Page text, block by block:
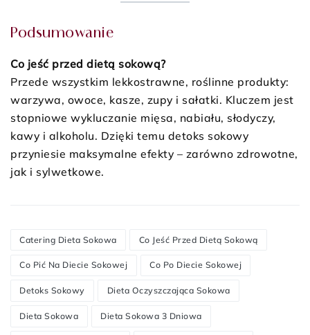
Podsumowanie
Co jeść przed dietą sokową?
Przede wszystkim lekkostrawne, roślinne produkty:
warzywa, owoce, kasze, zupy i sałatki. Kluczem jest
stopniowe wykluczanie mięsa, nabiału, słodyczy,
kawy i alkoholu. Dzięki temu detoks sokowy
przyniesie maksymalne efekty – zarówno zdrowotne,
jak i sylwetkowe.
Catering Dieta Sokowa Co Jeść Przed Dietą Sokową
Co Pić Na Diecie Sokowej Co Po Diecie Sokowej
Detoks Sokowy Dieta Oczyszczająca Sokowa
Dieta Sokowa Dieta Sokowa 3 Dniowa